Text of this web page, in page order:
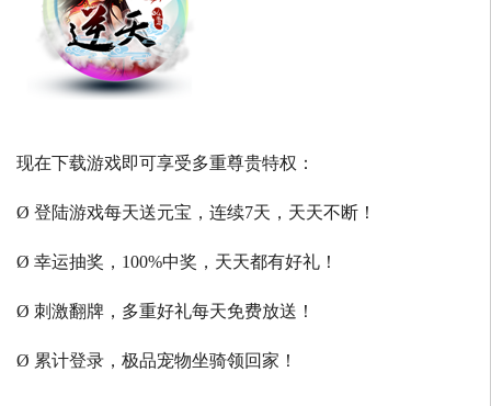
现在下载游戏即可享受多重尊贵特权：
Ø 登陆游戏每天送元宝，连续7天，天天不断！
Ø 幸运抽奖，100%中奖，天天都有好礼！
Ø 刺激翻牌，多重好礼每天免费放送！
Ø 累计登录，极品宠物坐骑领回家！